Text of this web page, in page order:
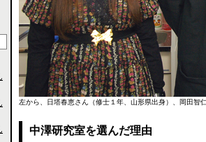
左から、日塔春恵さん（修士１年、山形県出身）、岡田智
中澤研究室を選んだ理由